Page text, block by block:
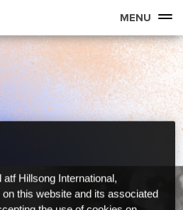
MENU
Hillsong International,
this website and its associated